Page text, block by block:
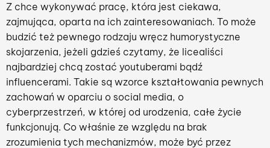
Z chce wykonywać pracę, która jest ciekawa,
zajmująca, oparta na ich zainteresowaniach. To może
budzić też pewnego rodzaju wręcz humorystyczne
skojarzenia, jeżeli gdzieś czytamy, że licealiści
najbardziej chcą zostać youtuberami bądź
influencerami. Takie są wzorce kształtowania pewnych
zachowań w oparciu o social media, o
cyberprzestrzeń, w której od urodzenia, całe życie
funkcjonują. Co właśnie ze względu na brak
zrozumienia tych mechanizmów, może być przez